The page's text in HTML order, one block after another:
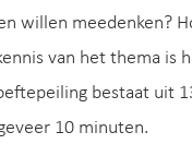
willen meedenken?
van het thema is
bestaat uit
10 minuten.